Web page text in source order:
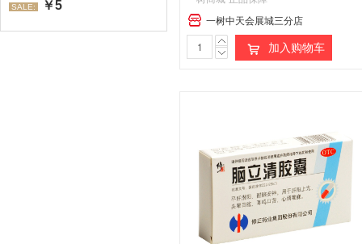
SALE: ￥5
一树中天会展城三分店
加入购物车